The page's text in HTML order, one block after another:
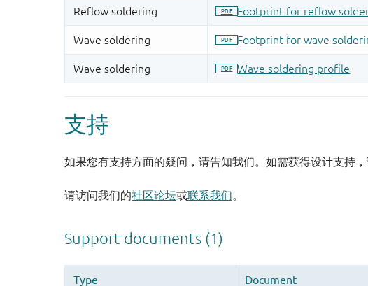
支持
如果您有支持方面的疑问，请告知我们。如需获得设计支持
请访问我们的社区论坛或联系我们。